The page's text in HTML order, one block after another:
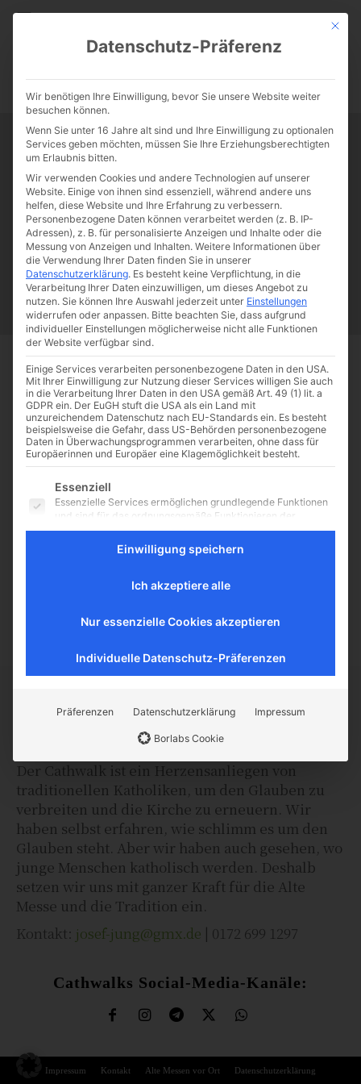
CATHWALK.DE
0:00 -:--
Tag:In Catholicism, the pint,
the pipe and the cross can all fit
together
Papst Franziskus Ehe Sex Liebe Familie
Katholizismus
Franziskus 50 Jahre Humanae vitae Katholische Kirche
Katholische Dandies
In Catholicism, the pint, the pipe
and the cross can all fit together
Start Schlagworte
In Catholicism, the pint, the pipe and the cross
can all fit together
CATHWALK.DE
Der Cathwalk ist ein Herzensanliegen von
traditionellen Katholiken, um den Glauben zu
verbreiten und die Kirche zu erneuern. Wir
haben selbst erfahren, wie schlimm es um den
Glauben steht. Aber wir haben auch gesehen, wo
junge Menschen katholisch werden. Deshalb
setzen wir uns mit ganzer Kraft für die Alte
Messe und die Tradition ein.
Kontakt: josef-jung@gmx.de | 0172 699 1297
Cathwalks Social-Media-Kanäle:
Impressum Kontakt Alte Messen vor Ort Datenschutzerklärung
Mit
Datenschutz-Präferenz
Wir benötigen Ihre Einwilligung, bevor Sie unsere Website weiter
besuchen können.
Wenn Sie unter 16 Jahre alt sind und Ihre Einwilligung zu optionalen
Services geben möchten, müssen Sie Ihre Erziehungsberechtigten
um Erlaubnis bitten.
Wir verwenden Cookies und andere Technologien auf unserer
Website. Einige von ihnen sind essenziell, während andere uns
helfen, diese Website und Ihre Erfahrung zu verbessern.
Personenbezogene Daten können verarbeitet werden (z. B. IP-
Adressen), z. B. für personalisierte Anzeigen und Inhalte oder die
Messung von Anzeigen und Inhalten. Weitere Informationen über
die Verwendung Ihrer Daten finden Sie in unserer
Datenschutzerklärung. Es besteht keine Verpflichtung, in die
Verarbeitung Ihrer Daten einzuwilligen, um dieses Angebot zu
nutzen. Sie können Ihre Auswahl jederzeit unter Einstellungen
widerrufen oder anpassen. Bitte beachten Sie, dass aufgrund
individueller Einstellungen möglicherweise nicht alle Funktionen
der Website verfügbar sind.
Einige Services verarbeiten personenbezogene Daten in den USA.
Mit Ihrer Einwilligung zur Nutzung dieser Services willigen Sie auch
in die Verarbeitung Ihrer Daten in den USA gemäß Art. 49 (1) lit. a
GDPR ein. Der EuGH stuft die USA als ein Land mit
unzureichendem Datenschutz nach EU-Standards ein. Es besteht
beispielsweise die Gefahr, dass US-Behörden personenbezogene
Daten in Überwachungsprogrammen verarbeiten, ohne dass für
Europäerinnen und Europäer eine Klagemöglichkeit besteht.
Es folgt eine Liste der Service-Gruppen, für die eine
Essenziell
Essenzielle Services ermöglichen grundlegende Funktionen
und sind für das ordnungsgemäße Funktionieren der
Website erforderlich.
Aufschluss darüber geben, wie unsere Besucher mit unserer
Externe Medien
akzeptiert werden, ist für den Zugriff auf diese Inhalte keine
manuelle Einwilligung mehr erforderlich.
Einwilligung speichern
Ich akzeptiere alle
Nur essenzielle Cookies akzeptieren
Individuelle Datenschutz-Präferenzen
Präferenzen Datenschutzerklärung Impressum
Borlabs Cookie